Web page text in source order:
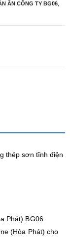
ĂN CÔNG TY BG06
thép sơn tĩnh điện
Phát) BG06
(Hòa Phát) cho